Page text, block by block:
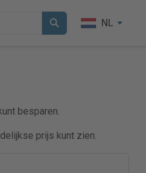
NL
besparen.
prijs kunt zien.